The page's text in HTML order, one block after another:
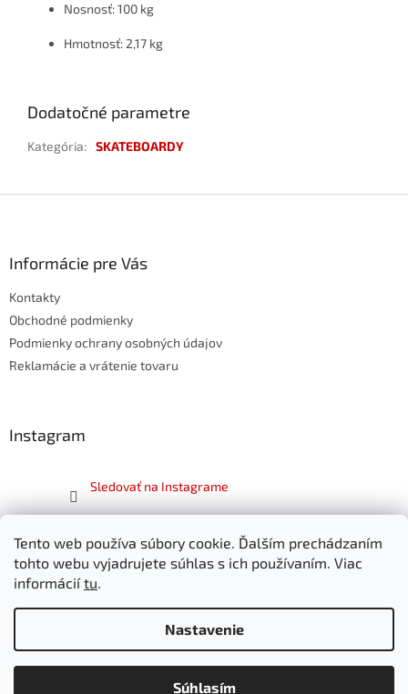
Tento web používa súbory cookie. Ďalším prechádzaním
tohto webu vyjadrujete súhlas s ich používaním. Viac
informáciítu.
Nastavenie
Súhlasím
Nosnosť: 100 kg
Hmotnosť: 2,17 kg
Dodatočné parametre
Kategória: SKATEBOARDY
Informácie pre Vás
Kontakty
Obchodné podmienky
Podmienky ochrany osobných údajov
Reklamácie a vrátenie tovaru
Instagram
Sledovať na Instagrame
Facebook
Vytvoril Shoptet
SKITT.sk. Všetky práva vyhradené.